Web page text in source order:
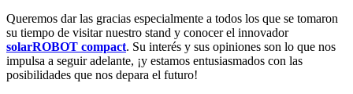
Queremos dar las gracias especialmente a todos los que se tomaron
su tiempo de visitar nuestro stand y conocer el innovador
solarROBOT compact. Su interés y sus opiniones son lo que nos
impulsa a seguir adelante, ¡y estamos entusiasmados con las
posibilidades que nos depara el futuro!